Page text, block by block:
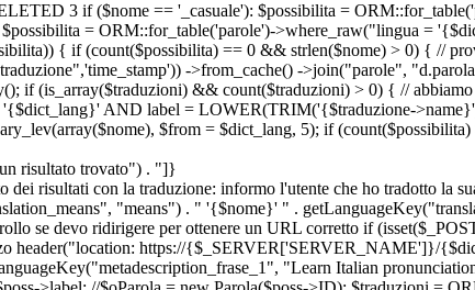
3 if ($nome == '_casuale'): $possibilita =
$possibilita = ORM::for_table('parole')->where_raw("lingua =
{ if (count($possibilita) == 0 && strlen($nome) > 0) { //
->from_cache() ->join("parole",
if (is_array($traduzioni) && count($traduzioni) > 0) { //
AND label = LOWER(TRIM('{$traduzione-
$from = $dict_lang, 5); if
risultato trovato") . "]}
risultati con la traduzione: informo l'utente che ho tradotto la
"means") . " '{$nome}' " .
se devo ridirigere per ottenere un URL corretto if
header("location: https://{$_SERVER['SERVER_NAME']}/
"Learn Italian